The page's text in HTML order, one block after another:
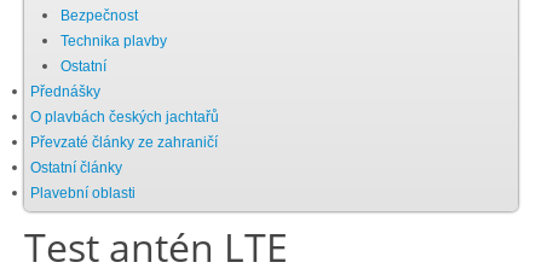
ČANY
Kdo jsme
Zveme vás mezi nás
Setkání ČANY
Bezpečnost
Technika plavby
Ostatní
Přednášky
O plavbách českých jachtařů
Převzaté články ze zahraničí
Ostatní články
Plavební oblasti
Test antén LTE